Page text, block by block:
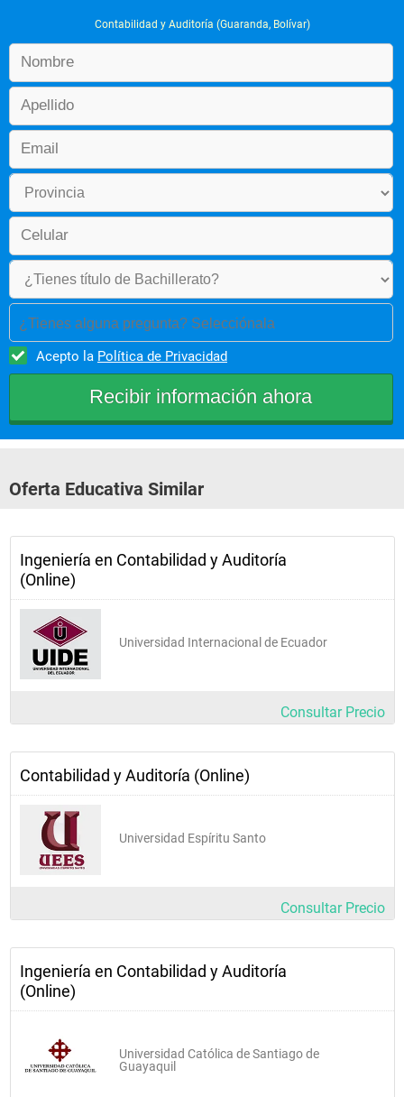
compromisos tributarios
todo el proceso de obtención y aplicación de recursos para
llegar a la elaboración de Estados Financieros
10.Sugerir y fundamentar las decisiones financieras, en todo
tipo de unidades económicas dedicadas a producir bienes o
servicios, realizando funciones de asesoría, consultoría
externa o interna, de planificación, etc.
11.Controlar que la empresa trabaje con un nivel de riesgo
equilibrada
12. Guiar a nivel directivo en la forma de decisiones de
organización la optimización de rentabilidad, riesgo, liquidez,
coste, seguridad y plazo
14. Elaborar presupuestos sobre la base de datos históricos y
capacidad productiva de la organización.
Contabilidad y Auditoría (Guaranda, Bolívar)
¿Tienes alguna pregunta? Selecciónala
Acepto la Política de Privacidad
Oferta Educativa Similar
Ingeniería en Contabilidad y Auditoría
(Online)
Universidad Internacional de Ecuador
Consultar Precio
Contabilidad y Auditoría (Online)
Universidad Espíritu Santo
Consultar Precio
Ingeniería en Contabilidad y Auditoría
(Online)
Universidad Católica de Santiago de
Guayaquil